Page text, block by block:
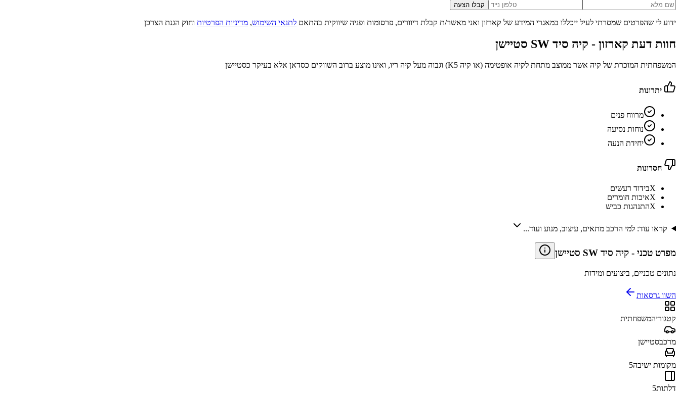
קבלו הצעה
ידוע לי שהפרטים שמסרתי לעיל ייכללו במאגרי המידע של קארזון ואני מאשר/ת קבלת דיוורים, פרסומות ופניה שיווקית בהתאם לתנאי השימוש, מדיניות הפרטיות וחוק הגנת הצרכן
חוות דעת קארזון - קיה סיד SW סטיישן
המשפחתית המוכרת של קיה אשר ממוצב מתחת לקיה אופטימה (או קיה K5) וגבוה מעל קיה ריו, ואינו מוצע ברוב השווקים כסדאן אלא בעיקר כסטיישן
יתרונות
מרווח פנים
נוחות נסיעה
יחידת הנעה
חסרונות
Xבידוד רעשים
Xאיכות חומרים
Xהתנהגות כביש
קראו עוד: למי הרכב מתאים, עיצוב, מנוע ועוד...
מפרט טכני - קיה סיד SW סטיישן
נתונים טכניים, ביצועים ומידות
השוו גרסאות
קטגוריהמשפחתית
מרכבסטיישן
מקומות ישיבה5
דלתות5